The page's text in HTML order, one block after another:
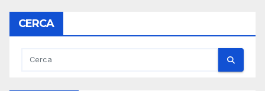
CERCA